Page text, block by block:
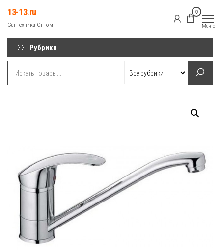
содержимому
13-13.ru
Сантехника Оптом
0
Меню
Рубрики